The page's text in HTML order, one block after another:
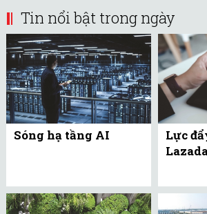
Tin nổi bật trong ngày
Sóng hạ tầng AI
Lực